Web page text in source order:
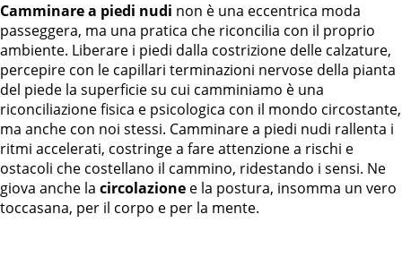
Camminare a piedi nudi non è una eccentrica moda
passeggera, ma una pratica che riconcilia con il proprio
ambiente. Liberare i piedi dalla costrizione delle calzature,
percepire con le capillari terminazioni nervose della pianta
del piede la superficie su cui camminiamo è una
riconciliazione fisica e psicologica con il mondo circostante,
ma anche con noi stessi. Camminare a piedi nudi rallenta i
ritmi accelerati, costringe a fare attenzione a rischi e
ostacoli che costellano il cammino, ridestando i sensi. Ne
giova anche la circolazione e la postura, insomma un vero
toccasana, per il corpo e per la mente.